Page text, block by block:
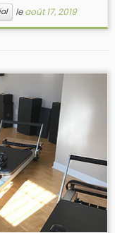
leaoût 17, 2019